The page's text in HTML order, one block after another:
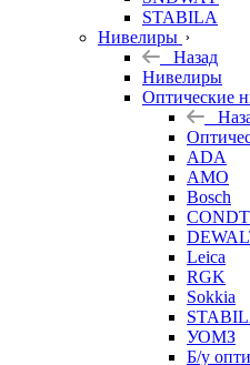
STABILA
Нивелиры
Назад
Нивелиры
Оптические
ADA
AMO
Bosch
Leica
RGK
Sokkia
УОМЗ
Б/у